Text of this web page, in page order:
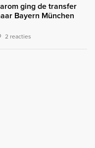
ging de transfer
Bayern München
2 reacties